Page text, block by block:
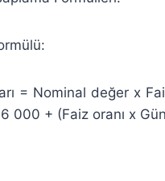
= Nominal değer x
000 + (Faiz oranı x Gün